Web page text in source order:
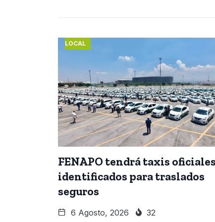
LOCAL
FENAPO tendrá taxis oficiales
identificados para traslados
seguros
6 Agosto, 2026 32